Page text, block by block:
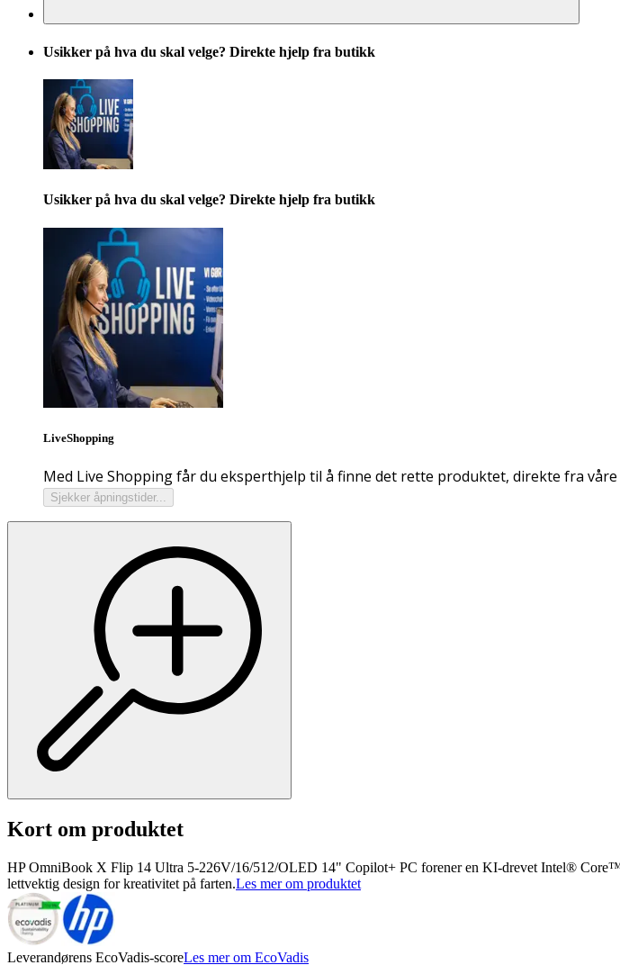
Usikker på hva du skal velge? Direkte hjelp fra butikk
Usikker på hva du skal velge? Direkte hjelp fra butikk
LiveShopping
Med Live Shopping får du eksperthjelp til å finne det rette produktet, direkte fra
Sjekker åpningstider...
Kort om produktet
HP OmniBook X Flip 14 Ultra 5-226V/16/512/OLED 14" Copilot+ PC forener en KI-drevet Intel®
lettvektig design for kreativitet på farten.Les mer om produktet
Leverandørens EcoVadis-scoreLes mer om EcoVadis